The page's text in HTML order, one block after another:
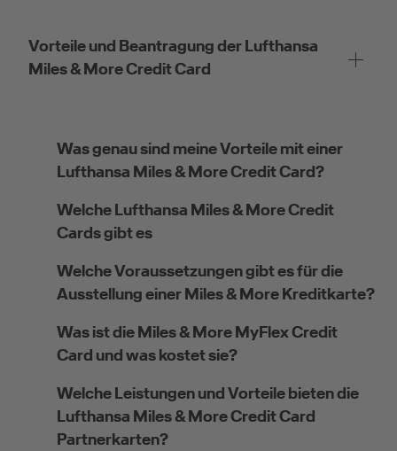
Vorteile und Beantragung der Lufthansa
Miles & More Credit Card
Was genau sind meine Vorteile mit einer
Lufthansa Miles & More Credit Card?
Welche Lufthansa Miles & More Credit
Cards gibt es
Welche Voraussetzungen gibt es für die
Ausstellung einer Miles & More Kreditkarte?
Was ist die Miles & More MyFlex Credit
Card und was kostet sie?
Welche Leistungen und Vorteile bieten die
Lufthansa Miles & More Credit Card
Partnerkarten?